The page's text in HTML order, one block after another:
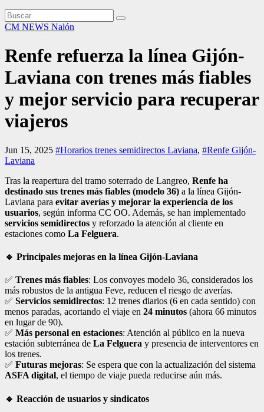
CM NEWS Nalón
Renfe refuerza la línea Gijón-
Laviana con trenes más fiables
y mejor servicio para recuperar
viajeros
Jun 15, 2025 #Horarios trenes semidirectos Laviana, #Renfe Gijón-
Laviana
Tras la reapertura del tramo soterrado de Langreo, Renfe ha
destinado sus trenes más fiables (modelo 36) a la línea Gijón-
Laviana para evitar averías y mejorar la experiencia de los
usuarios, según informa CC OO. Además, se han implementado
servicios semidirectos y reforzado la atención al cliente en
estaciones como La Felguera.
🔹 Principales mejoras en la línea Gijón-Laviana
✅ Trenes más fiables: Los convoyes modelo 36, considerados los
más robustos de la antigua Feve, reducen el riesgo de averías.
✅ Servicios semidirectos: 12 trenes diarios (6 en cada sentido) con
menos paradas, acortando el viaje en 24 minutos (ahora 66 minutos
en lugar de 90).
✅ Más personal en estaciones: Atención al público en la nueva
estación subterránea de La Felguera y presencia de interventores en
los trenes.
✅ Futuras mejoras: Se espera que con la actualización del sistema
ASFA digital, el tiempo de viaje pueda reducirse aún más.
🔹 Reacción de usuarios y sindicatos